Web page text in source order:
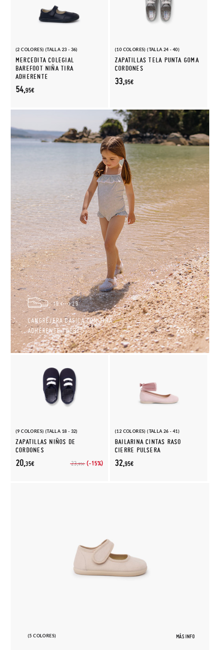
(2 COLORES) (TALLA 23 - 36)
MERCEDITA COLEGIAL
BAREFOOT NIÑA TIRA
ADHERENTE
54,95€
(10 COLORES) (TALLA 24 - 40)
ZAPATILLAS TELA PUNTA GOMA
CORDONES
33,95€
19 29
CANGREJERA BÁSICA CON TIRA
ADHERENTE TOBBY
26,95€
(9 COLORES) (TALLA 18 - 32)
ZAPATILLAS NIÑOS DE
CORDONES
23,95€ (-15%)
20,35€
(12 COLORES) (TALLA 26 - 41)
BAILARINA CINTAS RASO
CIERRE PULSERA
32,95€
(5 COLORES) MÁS INFO